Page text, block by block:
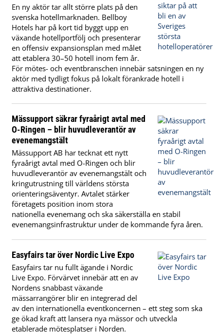
En ny aktör tar allt större plats på den
svenska hotellmarknaden. Bellboy
Hotels har på kort tid byggt upp en
växande hotellportfölj och presenterar
en offensiv expansionsplan med målet
att etablera 30–50 hotell inom fem år.
För mötes- och eventbranschen innebär satsningen en ny
aktör med tydligt fokus på lokalt förankrade hotell i
attraktiva destinationer.
Mässupport säkrar fyraårigt avtal med
O-Ringen – blir huvudleverantör av
evenemangstält
Mässupport AB har tecknat ett nytt
fyraårigt avtal med O-Ringen och blir
huvudleverantör av evenemangstält och
kringutrustning till världens största
orienteringsäventyr. Avtalet stärker
företagets position inom stora
nationella evenemang och ska säkerställa en stabil
evenemangsinfrastruktur under de kommande fyra åren.
Easyfairs tar över Nordic Live Expo
Easyfairs tar nu fullt ägande i Nordic
Live Expo. Förvärvet innebär att en av
Nordens snabbast växande
mässarrangörer blir en integrerad del
av den internationella eventkoncernen – ett steg som ska
ge ökad kraft att lansera nya mässor och utveckla
etablerade mötesplatser i Norden.